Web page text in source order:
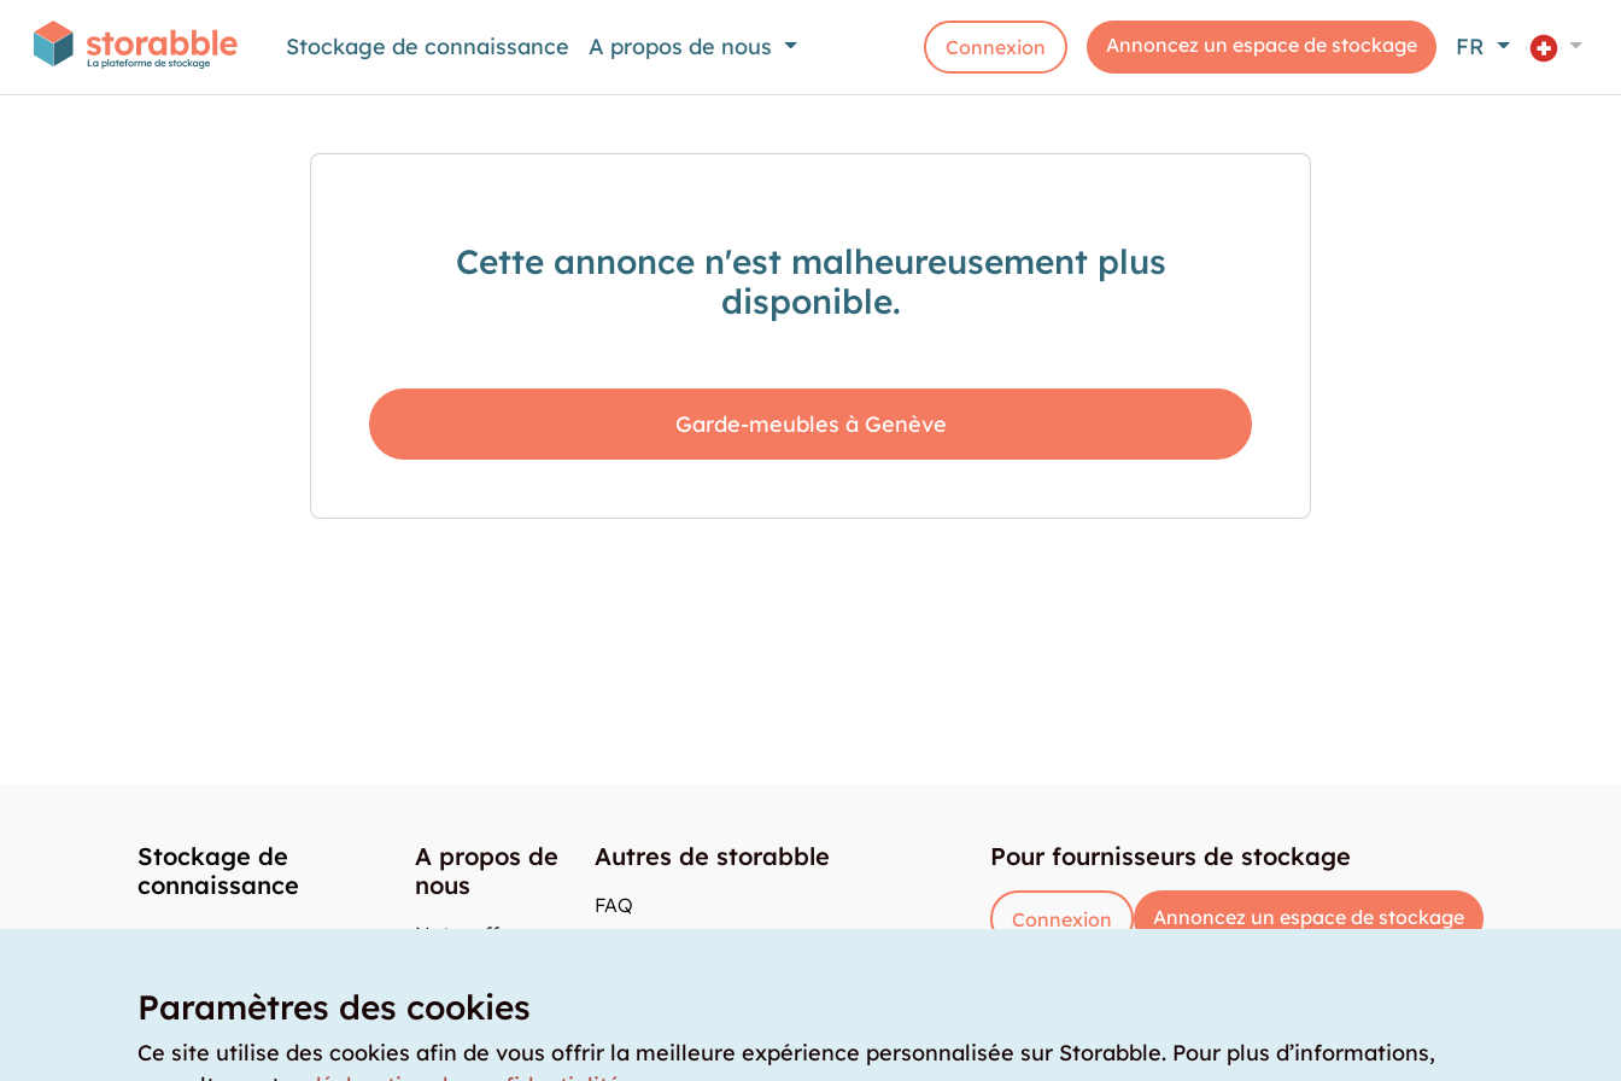
Stockage de connaissance A propos de nous Connexion Annoncez un espace de stockage FR
Cette annonce n'est malheureusement plus
disponible.
Garde-meubles à Genève
Stockage de
connaissance
A propos de
nous
Notre offre
Notre team
Nos prix
Autres de storabble
FAQ
Quel est le tarif moyen d'un garde-meuble?
Pour fournisseurs de stockage
Connexion Annoncez un espace de stockage
Paramètres des cookies
Ce site utilise des cookies afin de vous offrir la meilleure expérience personnalisée sur Storabble. Pour plus d’informations,